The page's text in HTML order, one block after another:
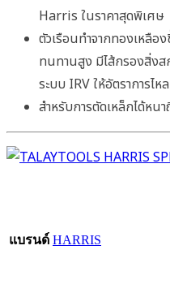
Harris ในราคาสุดพิเศษ
ตัวเรือนทำจากทองเหลื
ทนทานสูง มีไส้กรองสิ่งส
ระบบ IRV ให้อัตราการไ
สำหรับการตัดเหล็กได้หน
แบรนด์ HARRIS